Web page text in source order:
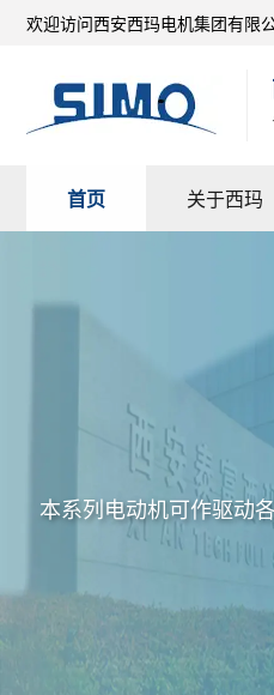
欢迎访问西安西玛电机集团有限
首页 关于西玛
本系列电动机可作驱动